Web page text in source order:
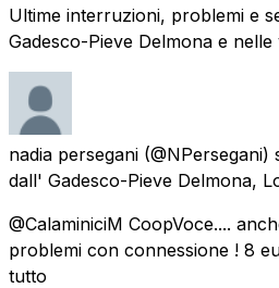
Ultime interruzioni, problemi e
Gadesco-Pieve Delmona e nelle
nadia persegani (@NPersegani)
dall' Gadesco-Pieve Delmona,
@CalaminiciM CoopVoce....
problemi con connessione ! 8
tutto